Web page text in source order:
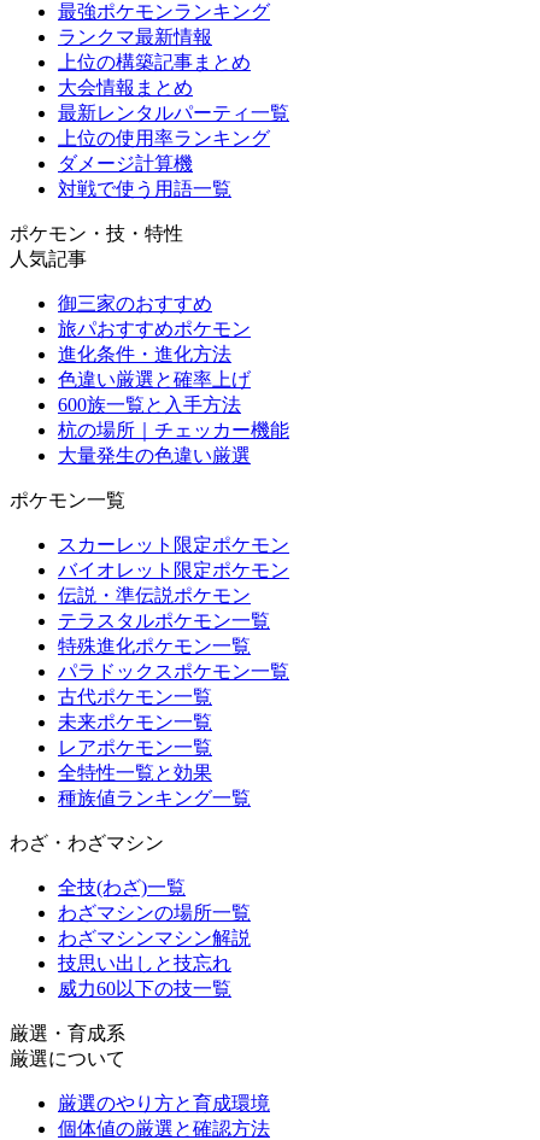
最強ポケモンランキング
ランクマ最新情報
上位の構築記事まとめ
大会情報まとめ
最新レンタルパーティ一覧
上位の使用率ランキング
ダメージ計算機
対戦で使う用語一覧
ポケモン・技・特性
人気記事
御三家のおすすめ
旅パおすすめポケモン
進化条件・進化方法
色違い厳選と確率上げ
600族一覧と入手方法
杭の場所｜チェッカー機能
大量発生の色違い厳選
ポケモン一覧
スカーレット限定ポケモン
バイオレット限定ポケモン
伝説・準伝説ポケモン
テラスタルポケモン一覧
特殊進化ポケモン一覧
パラドックスポケモン一覧
古代ポケモン一覧
未来ポケモン一覧
レアポケモン一覧
全特性一覧と効果
種族値ランキング一覧
わざ・わざマシン
全技(わざ)一覧
わざマシンの場所一覧
わざマシンマシン解説
技思い出しと技忘れ
威力60以下の技一覧
厳選・育成系
厳選について
厳選のやり方と育成環境
個体値の厳選と確認方法